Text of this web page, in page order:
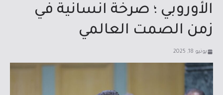
الأوروبي ؛ صرخة انسانية في
زمن الصمت العالمي
يونيو 18, 2025